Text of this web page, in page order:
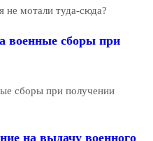
не мотали туда-сюда?
военные сборы при
сборы при получении
на выдачу военного